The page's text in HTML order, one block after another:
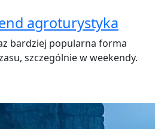
agroturystyka
bardziej popularna forma
szczególnie w weekendy.